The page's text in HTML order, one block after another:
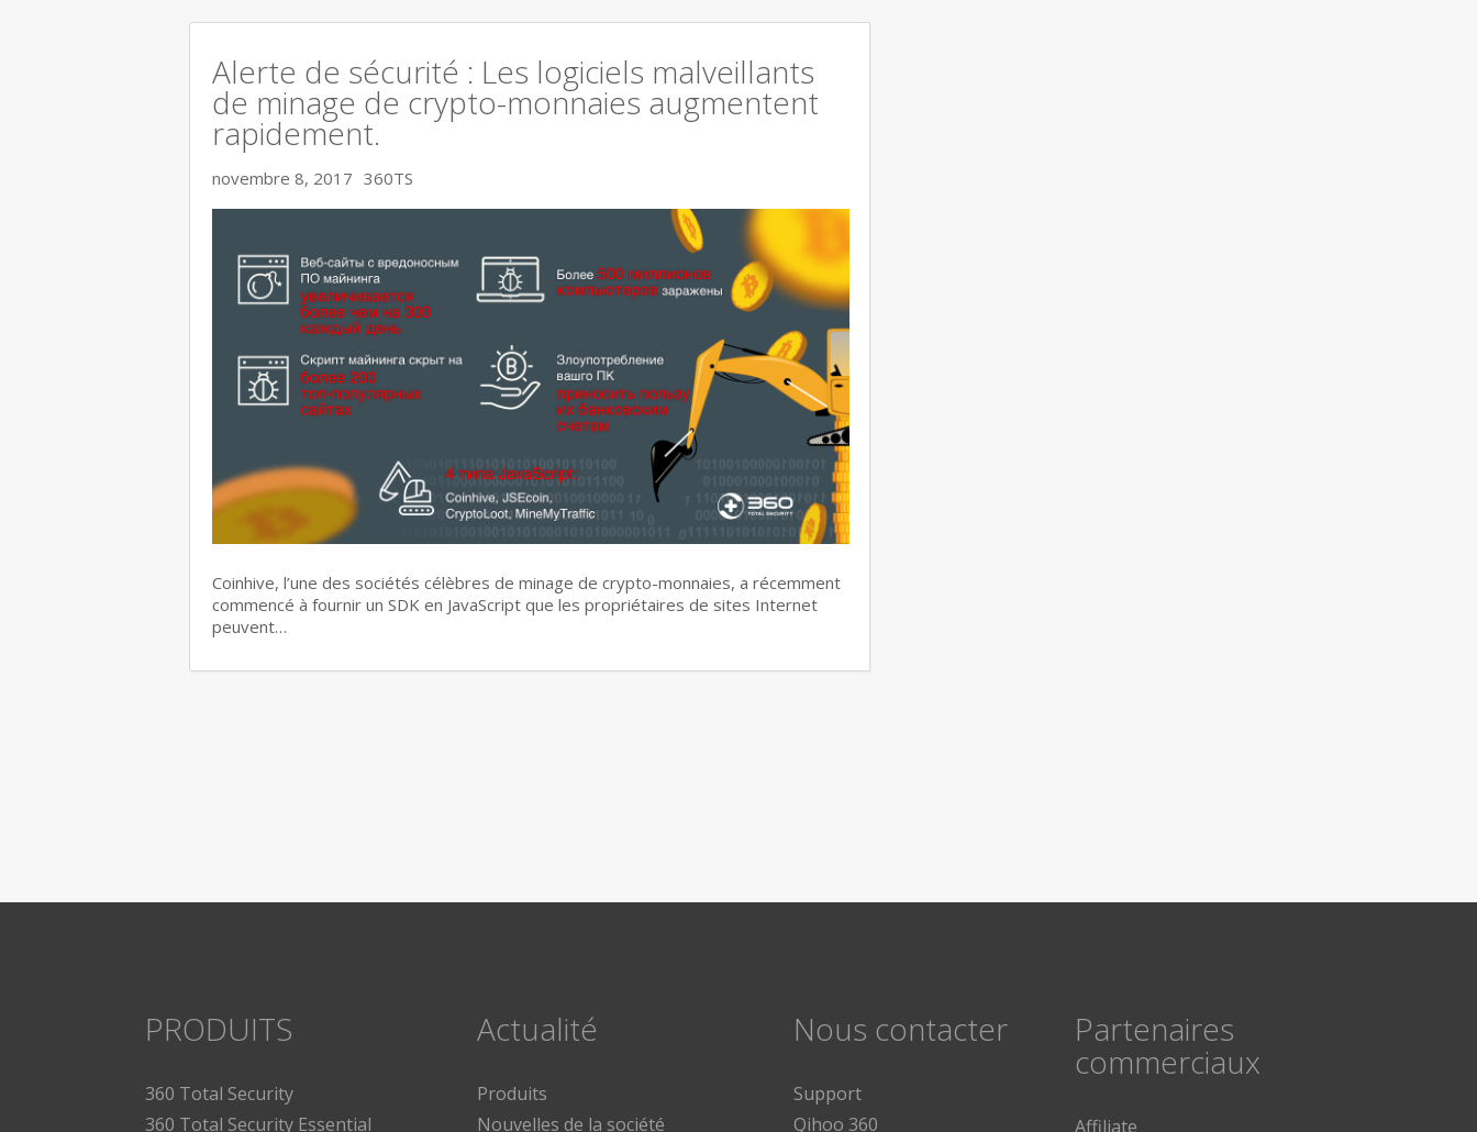
Alerte de sécurité : Les logiciels malveillants
de minage de crypto-monnaies augmentent
rapidement.
novembre 8, 2017 360TS
Coinhive, l’une des sociétés célèbres de minage de crypto-monnaies, a récemment
commencé à fournir un SDK en JavaScript que les propriétaires de sites Internet
peuvent…
PRODUITS
360 Total Security
360 Total Security Essential
Actualité
Produits
Nouvelles de la société
Nous contacter
Support
Qihoo 360
Partenaires
commerciaux
Affiliate